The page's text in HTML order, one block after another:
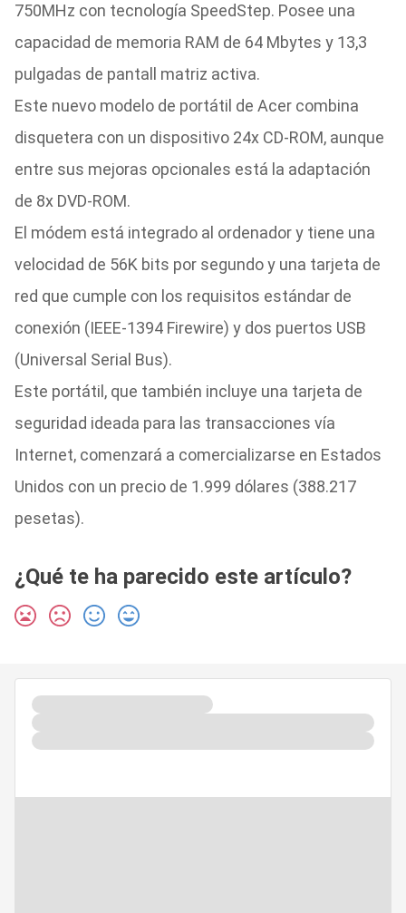
750MHz con tecnología SpeedStep. Posee una
capacidad de memoria RAM de 64 Mbytes y 13,3
pulgadas de pantall matriz activa.
Este nuevo modelo de portátil de Acer combina
disquetera con un dispositivo 24x CD-ROM, aunque
entre sus mejoras opcionales está la adaptación
de 8x DVD-ROM.
El módem está integrado al ordenador y tiene una
velocidad de 56K bits por segundo y una tarjeta de
red que cumple con los requisitos estándar de
conexión (IEEE-1394 Firewire) y dos puertos USB
(Universal Serial Bus).
Este portátil, que también incluye una tarjeta de
seguridad ideada para las transacciones vía
Internet, comenzará a comercializarse en Estados
Unidos con un precio de 1.999 dólares (388.217
pesetas).
¿Qué te ha parecido este artículo?